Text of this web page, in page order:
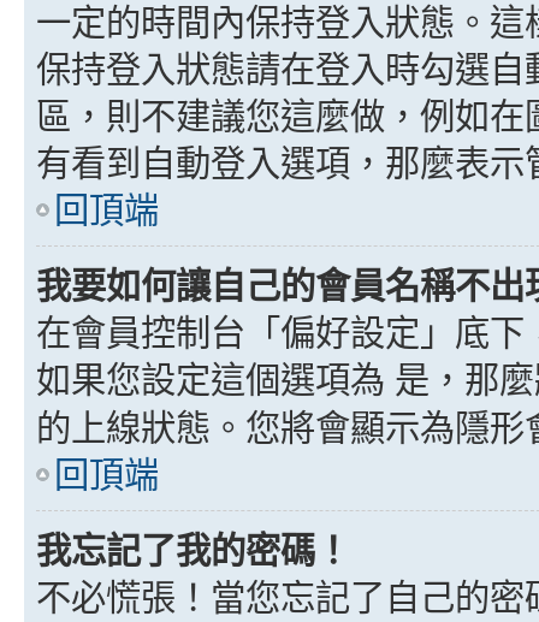
一定的時間內保持登入狀態。
保持登入狀態請在登入時勾選
區，則不建議您這麼做，例如
有看到自動登入選項，那麼表
回頂端
我要如何讓自己的會員名稱不
在會員控制台「偏好設定」底
如果您設定這個選項為 是 ，那
的上線狀態。您將會顯示為隱形
回頂端
我忘記了我的密碼！
不必慌張！當您忘記了自己的